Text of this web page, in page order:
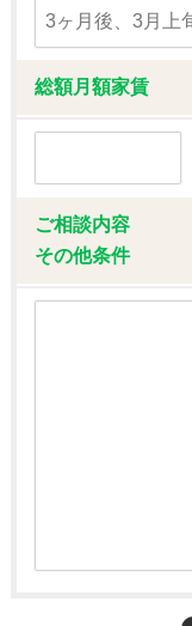
総額月額家賃
ご相談内容
その他条件